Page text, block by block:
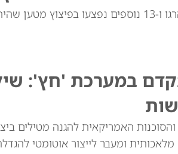
בפרברי דמשק שבסוריה.
במערכת 'חץ':
האמריקאית להגנה מטילים
מלאכותית ומעבר לייצור אוטומטי